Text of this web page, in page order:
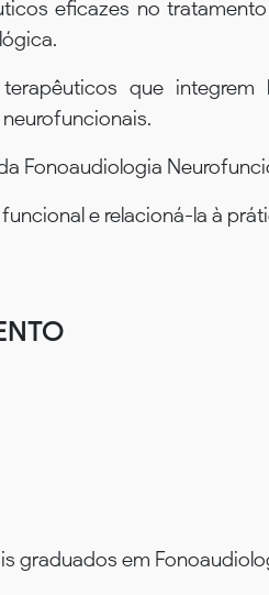
eficazes no
terapêuticos que
Fonoaudiologia
e relacioná-la à
graduados em